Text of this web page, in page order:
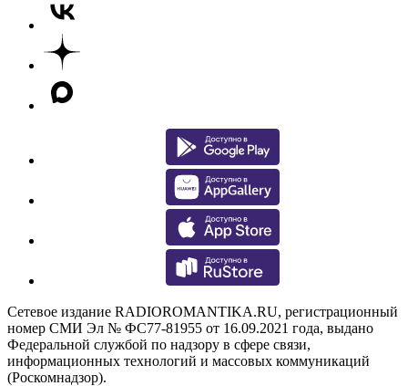
Сетевое издание RADIOROMANTIKA.RU, регистрационный
номер СМИ Эл № ФС77-81955 от 16.09.2021 года, выдано
Федеральной службой по надзору в сфере связи,
информационных технологий и массовых коммуникаций
(Роскомнадзор).